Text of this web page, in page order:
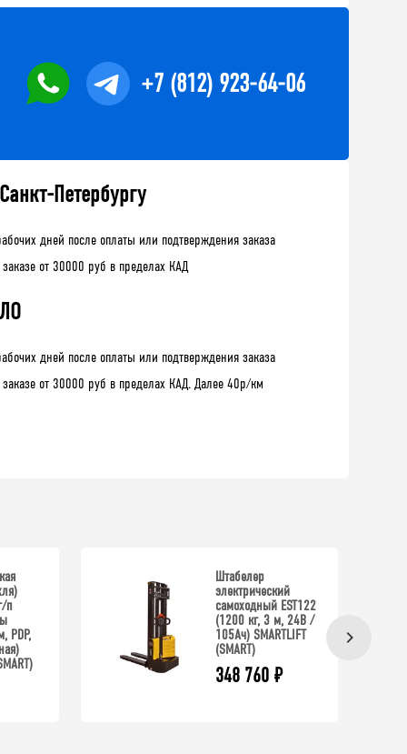
+7 (812) 923-64-06
Петербургу
дней после оплаты или подтверждения заказа
от 30000 руб в пределах КАД
дней после оплаты или подтверждения заказа
заказе от 30000 руб в пределах КАД. Далее 40р/км
п
PDP,
Штабелер
электрический
самоходный EST122
(1200 кг, 3 м, 24В /
105Ач) SMARTLIFT
(SMART)
348 760 ₽